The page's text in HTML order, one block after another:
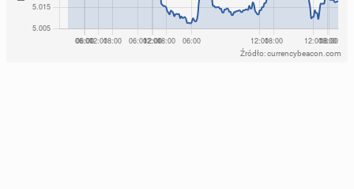
Źródło: currencybeacon.com